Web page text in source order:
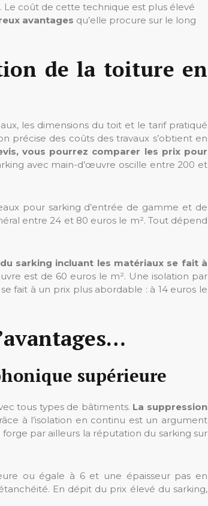
Le coût de cette technique est plus élevé
avantages qu’elle procure sur le long
de la toiture en
les dimensions du toit et le tarif pratiqué
précise des coûts des travaux s’obtient en
vous pourrez comparer les prix pour
avec main-d’œuvre oscille entre 200 et
pour sarking d’entrée de gamme et de
entre 24 et 80 euros le m². Tout dépend
sarking incluant les matériaux se fait à
est de 60 euros le m². Une isolation par
fait à un prix plus abordable : à 14 euros le
supérieure
tous types de bâtiments. La suppression
à l’isolation en continu est un argument
par ailleurs la réputation du sarking sur
ou égale à 6 et une épaisseur pas en
En dépit du prix élevé du sarking,